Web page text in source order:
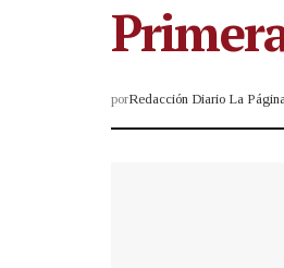
porRedacción Diario La